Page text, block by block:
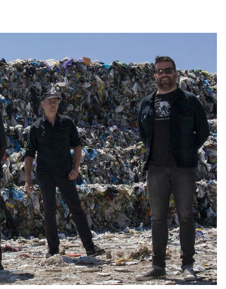
2026/07/07
SOINUGELA: Paul McCartney eta
Ringo Starr-en lan berriak
2026/07/03